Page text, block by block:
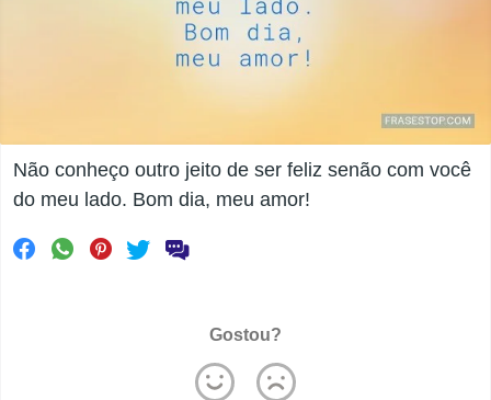
Não conheço outro jeito de ser feliz senão com você
do meu lado. Bom dia, meu amor!
Gostou?